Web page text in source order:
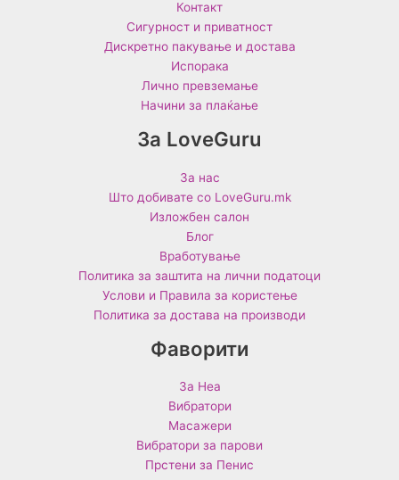
Контакт
Сигурност и приватност
Дискретно пакување и достава
Испорака
Лично превземање
Начини за плаќање
За LoveGuru
За нас
Што добивате со LoveGuru.mk
Изложбен салон
Блог
Вработување
Политика за заштита на лични податоци
Услови и Правила за користење
Политика за достава на производи
Фаворити
За Неа
Вибратори
Масажери
Вибратори за парови
Прстени за Пенис